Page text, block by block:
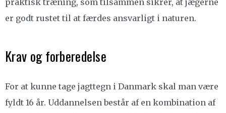
praktisk træning, som tilsammen sikrer, at jægerne
er godt rustet til at færdes ansvarligt i naturen.
Krav og forberedelse
For at kunne tage jagttegn i Danmark skal man være
fyldt 16 år. Uddannelsen består af en kombination af